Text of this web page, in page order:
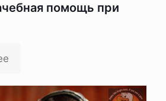
помощь при